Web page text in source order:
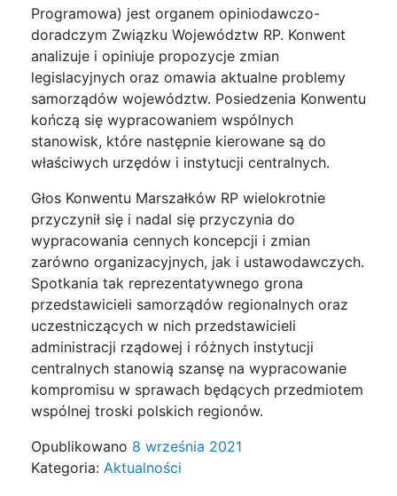
Programowa) jest organem opiniodawczo-
doradczym Związku Województw RP. Konwent
analizuje i opiniuje propozycje zmian
legislacyjnych oraz omawia aktualne problemy
samorządów województw. Posiedzenia Konwentu
kończą się wypracowaniem wspólnych
stanowisk, które następnie kierowane są do
właściwych urzędów i instytucji centralnych.
Głos Konwentu Marszałków RP wielokrotnie
przyczynił się i nadal się przyczynia do
wypracowania cennych koncepcji i zmian
zarówno organizacyjnych, jak i ustawodawczych.
Spotkania tak reprezentatywnego grona
przedstawicieli samorządów regionalnych oraz
uczestniczących w nich przedstawicieli
administracji rządowej i różnych instytucji
centralnych stanowią szansę na wypracowanie
kompromisu w sprawach będących przedmiotem
wspólnej troski polskich regionów.
Opublikowano 8 września 2021
Kategoria: Aktualności